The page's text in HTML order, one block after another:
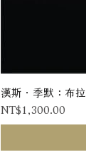
漢斯．季默：布
Price
NT$1,300.00